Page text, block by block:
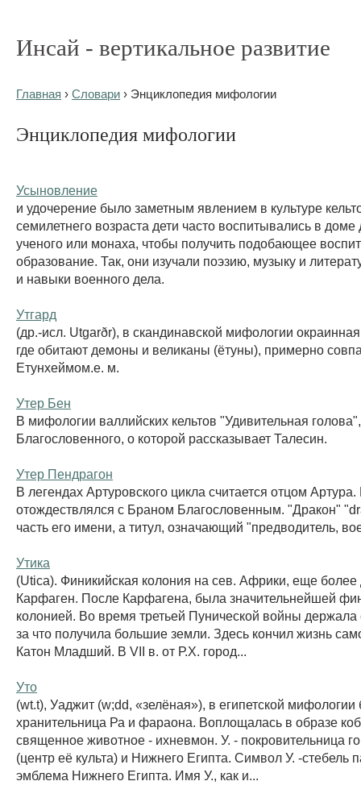
Инсай - вертикальное развитие
Главная › Словари › Энциклопедия мифологии
Энциклопедия мифологии
Усыновление
и удочерение было заметным явлением в культуре
семилетнего возраста дети часто воспитывались в
ученого или монаха, чтобы получить подобающее
образование. Так, они изучали поэзию, музыку и
и навыки военного дела.
Утгард
(др.-исл. Utgarðr), в скандинавской мифологии
где обитают демоны и великаны (ётуны), примерно
Етунхеймом.е. м.
Утер Бен
В мифологии валлийских кельтов "Удивительная
Благословенного, о которой рассказывает Талесин.
Утер Пендрагон
В легендах Артуровского цикла считается отцом Артура.
отождествлялся с Браном Благословенным. "Дракон"
часть его имени, а титул, означающий "предводитель,
Утика
(Utica). Финикийская колония на сев. Африки, еще
Карфаген. После Карфагена, была значительнейшей
колонией. Во время третьей Пунической войны
за что получила большие земли. Здесь кончил жизнь
Катон Младший. В VII в. от Р.Х. город...
Уто
(wt.t), Уаджит (w;dd, «зелёная»), в египетской мифологии
хранительница Ра и фараона. Воплощалась в образе
священное животное - ихневмон. У. - покровительница
(центр её культа) и Нижнего Египта. Символ У. -стебель
эмблема Нижнего Египта. Имя У., как и...